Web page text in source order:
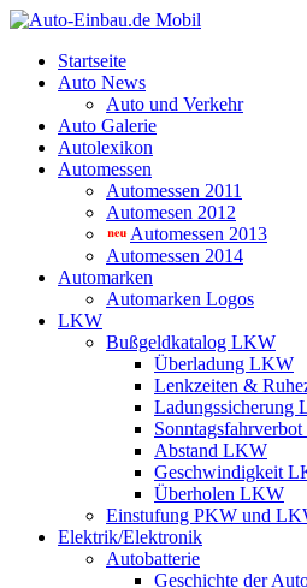
Startseite
Auto News
Auto und Verkehr
Auto Galerie
Autolexikon
Automessen
Automessen 2011
Automesen 2012
Automessen 2013
Automessen 2014
Automarken
Automarken Logos
LKW
Bußgeldkatalog LKW
Überladung LKW
Lenkzeiten &
Ladungssicherung
Abstand LKW
Geschwindigkeit
Überholen LKW
Einstufung PKW und
Elektrik/Elektronik
Autobatterie
Geschichte der